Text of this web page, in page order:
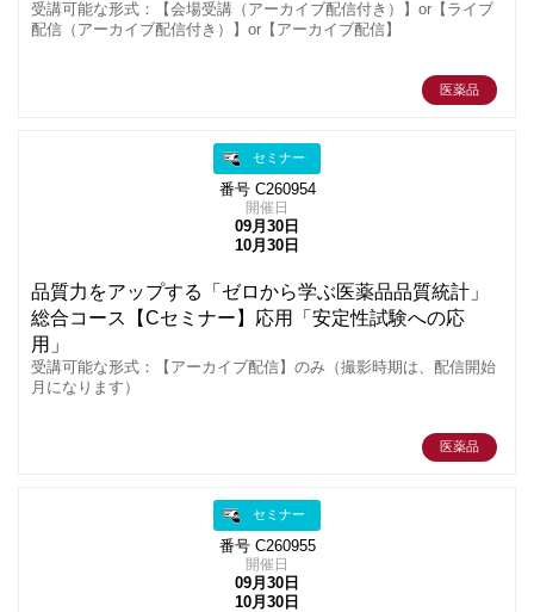
受講可能な形式：【会場受講（アーカイブ配信付き）】or【ライブ
配信（アーカイブ配信付き）】or【アーカイブ配信】
医薬品
セミナー
番号 C260954
開催日
09月30日
10月30日
品質力をアップする「ゼロから学ぶ医薬品品質統計」
総合コース【Cセミナー】応用「安定性試験への応
用」
受講可能な形式：【アーカイブ配信】のみ（撮影時期は、配信開始
月になります）
医薬品
セミナー
番号 C260955
開催日
09月30日
10月30日